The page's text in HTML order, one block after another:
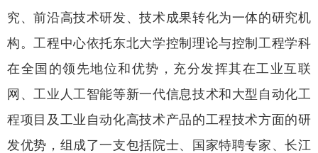
究、前沿高技术研发、技术成果转化为一体的研究机
构。工程中心依托东北大学控制理论与控制工程学科
在全国的领先地位和优势，充分发挥其在工业互联
网、工业人工智能等新一代信息技术和大型自动化工
程项目及工业自动化高技术产品的工程技术方面的研
发优势，组成了一支包括院士、国家特聘专家、长江